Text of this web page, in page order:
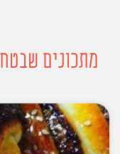
מתכונים שבטח